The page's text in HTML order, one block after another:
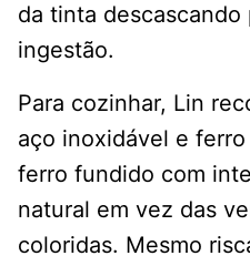
da tinta
ingestão.
Para cozinhar, Lin
aço inoxidável e
ferro fundido com
natural em vez das
coloridas. Mesmo